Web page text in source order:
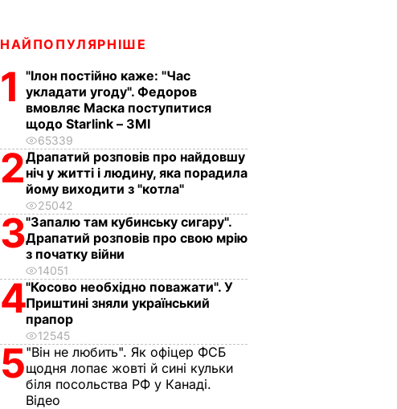
НАЙПОПУЛЯРНІШЕ
1
"Ілон постійно каже: "Час
укладати угоду". Федоров
вмовляє Маска поступитися
щодо Starlink – ЗМІ
65339
2Драпатий розповів про найдовшу
ніч у житті і людину, яка порадила
йому виходити з "котла"
25042
3"Запалю там кубинську сигару".
Драпатий розповів про свою мрію
з початку війни
14051
4"Косово необхідно поважати". У
Приштині зняли український
прапор
12545
5"Він не любить". Як офіцер ФСБ
щодня лопає жовті й сині кульки
біля посольства РФ у Канаді.
Відео